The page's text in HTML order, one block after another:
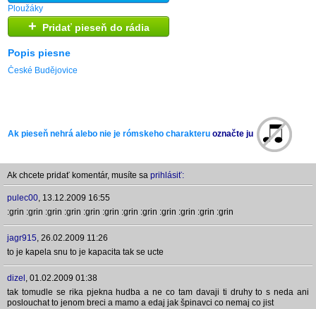
Ploužáky
+ Pridať pieseň do rádia
Popis piesne
České Budějovice
Ak pieseň nehrá alebo nie je rómskeho charakteru označte ju
Ak chcete pridať komentár, musíte sa prihlásiť:
pulec00, 13.12.2009 16:55
:grin :grin :grin :grin :grin :grin :grin :grin :grin :grin :grin :grin
jagr915, 26.02.2009 11:26
to je kapela snu to je kapacita tak se ucte
dizel , 01.02.2009 01:38
tak tomudle se rika pjekna hudba a ne co tam davaji ti druhy to s neda ani
poslouchat to jenom breci a mamo a edaj jak špinavci co nemaj co jist